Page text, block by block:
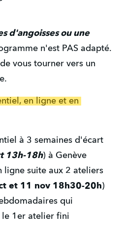
d'angoisses ou une
n'est PAS adapté.
vous tourner vers un
en ligne et en
à 3 semaines d'écart
13h-18h) à Genève
ligne suite aux 2 ateliers
et 11 nov 18h30-20h)
qui
le 1er atelier fini